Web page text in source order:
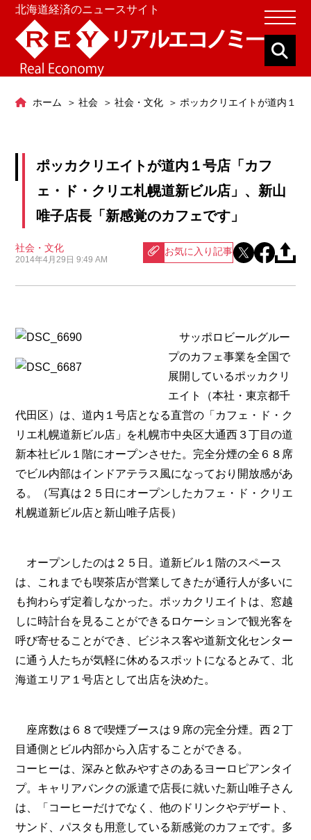
北海道経済のニュースサイト
ホーム 社会 社会・文化 ポッカクリエイトが道内１
ポッカクリエイトが道内１号店「カフ
ェ・ド・クリエ札幌道新ビル店」、新山
唯子店長「新感覚のカフェです」
社会・文化
2014年4月29日 9:49 AM
お気に入り記事
サッポロビールグルー
プのカフェ事業を全国で
展開しているポッカクリ
エイト（本社・東京都千
代田区）は、道内１号店となる直営の「カフェ・ド・ク
リエ札幌道新ビル店」を札幌市中央区大通西３丁目の道
新本社ビル１階にオープンさせた。完全分煙の全６８席
でビル内部はインドアテラス風になっており開放感があ
る。（写真は２５日にオープンしたカフェ・ド・クリエ
札幌道新ビル店と新山唯子店長）
オープンしたのは２５日。道新ビル１階のスペース
は、これまでも喫茶店が営業してきたが通行人が多いに
も拘わらず定着しなかった。ポッカクリエイトは、窓越
しに時計台を見ることができるロケーションで観光客を
呼び寄せることができ、ビジネス客や道新文化センター
に通う人たちが気軽に休めるスポットになるとみて、北
海道エリア１号店として出店を決めた。
座席数は６８で喫煙ブースは９席の完全分煙。西２丁
目通側とビル内部から入店することができる。
コーヒーは、深みと飲みやすさのあるヨーロピアンタイ
プ。キャリアバンクの派遣で店長に就いた新山唯子さん
は、「コーヒーだけでなく、他のドリンクやデザート、
サンド、パスタも用意している新感覚のカフェです。多